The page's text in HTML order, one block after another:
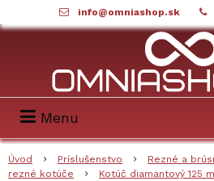
info@omniashop.sk
Menu
Úvod Príslušenstvo Rezné a
rezné kotúče
Kotúč diamantový 125